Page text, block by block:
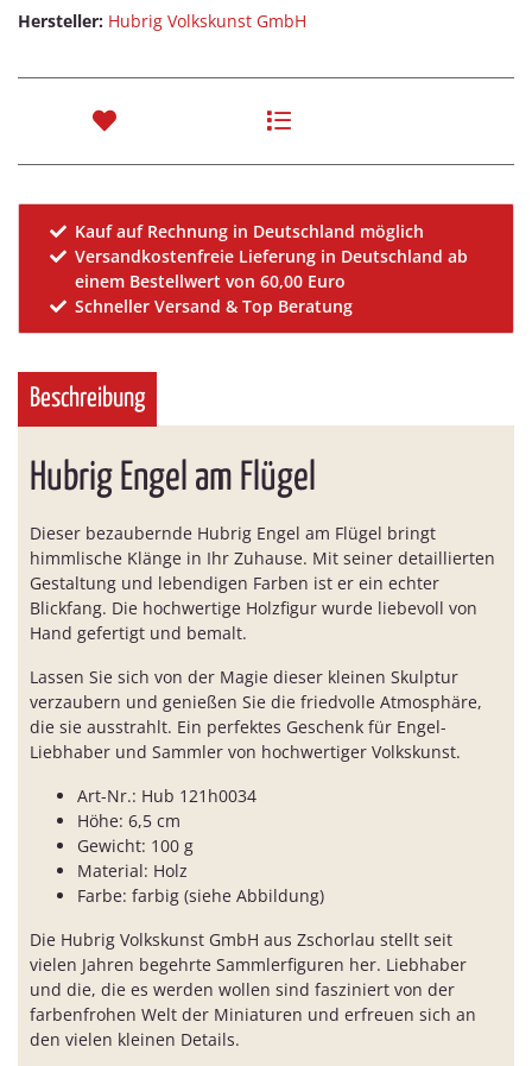
Hersteller: Hubrig Volkskunst GmbH
Kauf auf Rechnung in Deutschland möglich
Versandkostenfreie Lieferung in Deutschland ab
einem Bestellwert von 60,00 Euro
Schneller Versand & Top Beratung
Beschreibung
Hubrig Engel am Flügel
Dieser bezaubernde Hubrig Engel am Flügel bringt
himmlische Klänge in Ihr Zuhause. Mit seiner detaillierten
Gestaltung und lebendigen Farben ist er ein echter
Blickfang. Die hochwertige Holzfigur wurde liebevoll von
Hand gefertigt und bemalt.
Lassen Sie sich von der Magie dieser kleinen Skulptur
verzaubern und genießen Sie die friedvolle Atmosphäre,
die sie ausstrahlt. Ein perfektes Geschenk für Engel-
Liebhaber und Sammler von hochwertiger Volkskunst.
Art-Nr.: Hub 121h0034
Höhe: 6,5 cm
Gewicht: 100 g
Material: Holz
Farbe: farbig (siehe Abbildung)
Die Hubrig Volkskunst GmbH aus Zschorlau stellt seit
vielen Jahren begehrte Sammlerfiguren her. Liebhaber
und die, die es werden wollen sind fasziniert von der
farbenfrohen Welt der Miniaturen und erfreuen sich an
den vielen kleinen Details.